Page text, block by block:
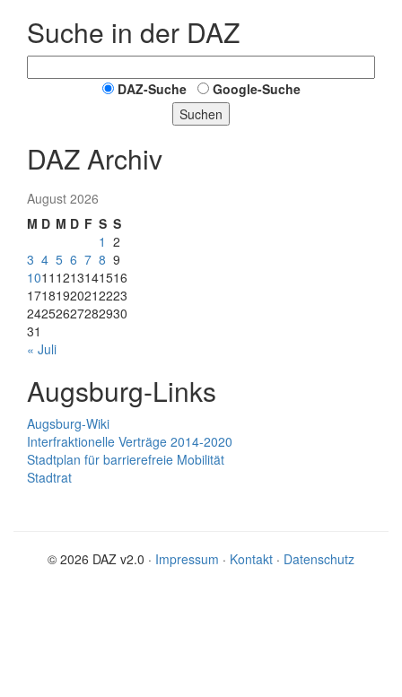
Suche in der DAZ
DAZ-Suche
Google-Suche
Suchen
DAZ Archiv
August 2026
M D M D F S S
1 2
3 4 5 6 7 8 9
1011 1213141516
17181920212223
24252627282930
31
« Juli
Augsburg-Links
Augsburg-Wiki
Interfraktionelle Verträge 2014-2020
Stadtplan für barrierefreie Mobilität
Stadtrat
© 2026 DAZ v2.0 · Impressum · Kontakt · Datenschutz